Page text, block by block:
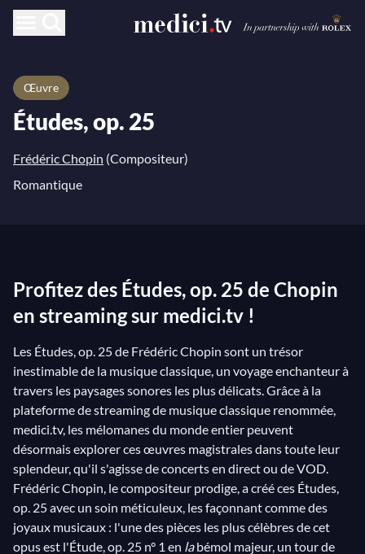
Œuvre
Études, op. 25
Frédéric Chopin (Compositeur)
Romantique
Profitez des Études, op. 25 de Chopin
en streaming sur medici.tv !
Les Études, op. 25 de Frédéric Chopin sont un trésor
inestimable de la musique classique, un voyage enchanteur à
travers les paysages sonores les plus délicats. Grâce à la
plateforme de streaming de musique classique renommée,
medici.tv, les mélomanes du monde entier peuvent
désormais explorer ces œuvres magistrales dans toute leur
splendeur, qu'il s'agisse de concerts en direct ou de VOD.
Frédéric Chopin, le compositeur prodige, a créé ces Études,
op. 25 avec un soin méticuleux, les façonnant comme des
joyaux musicaux : l'une des pièces les plus célèbres de cet
opus est l'Étude, op. 25 n° 1 en labémol majeur, un tour de